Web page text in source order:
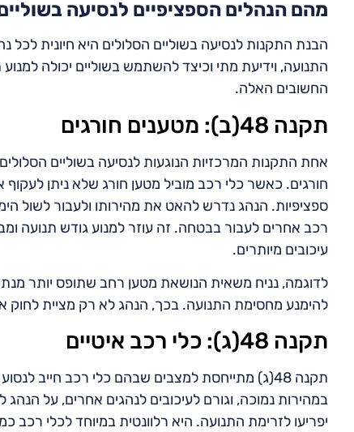
מהם הנהלים הספציפיים לנסיעה
הבנת התקנות לנסיעה בשוליים הסלולים היא חיונית
התנועה, וידיעת מתי וכיצד להשתמש בשוליים יכולה
החשובים האלה.
תקנה 48(ב): מטענים חורגים
חורגים. כאשר כלי רכב מוביל מטען חורג שלא ניתן
ספציפיות. הנהג נדרש להאט את מהירותו ולעבור לשול
רכב אחרים לעבור בבטחה. זה עוזר למנוע גודש תנועה
עיכובים מיותרים.
לדוגמה, נניח משאית הנושאת מטען רחב שתופס יותר
להימנע מחסימת התנועה. בכך, הנהג לא רק מציית לחוק
תקנה 48(ג): כלי רכב איטיים
תקנה 48(ג) מתייחסת למצבים שבהם כלי רכב חייב
במהירות נמוכה, וגורם לעיכובים לנהגים אחרים, על
יפריעו לזרימת התנועה. היא רלוונטית במיוחד לכלי רכב